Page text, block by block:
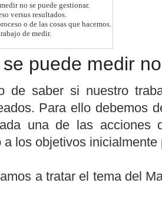
no se puede gestionar.
versus resultados.
o de las cosas que hacemos.
de medir.
puede medir
de saber si nuestro
Para ello debemos
una de las acciones
a los objetivos inicialmente
a tratar el tema del